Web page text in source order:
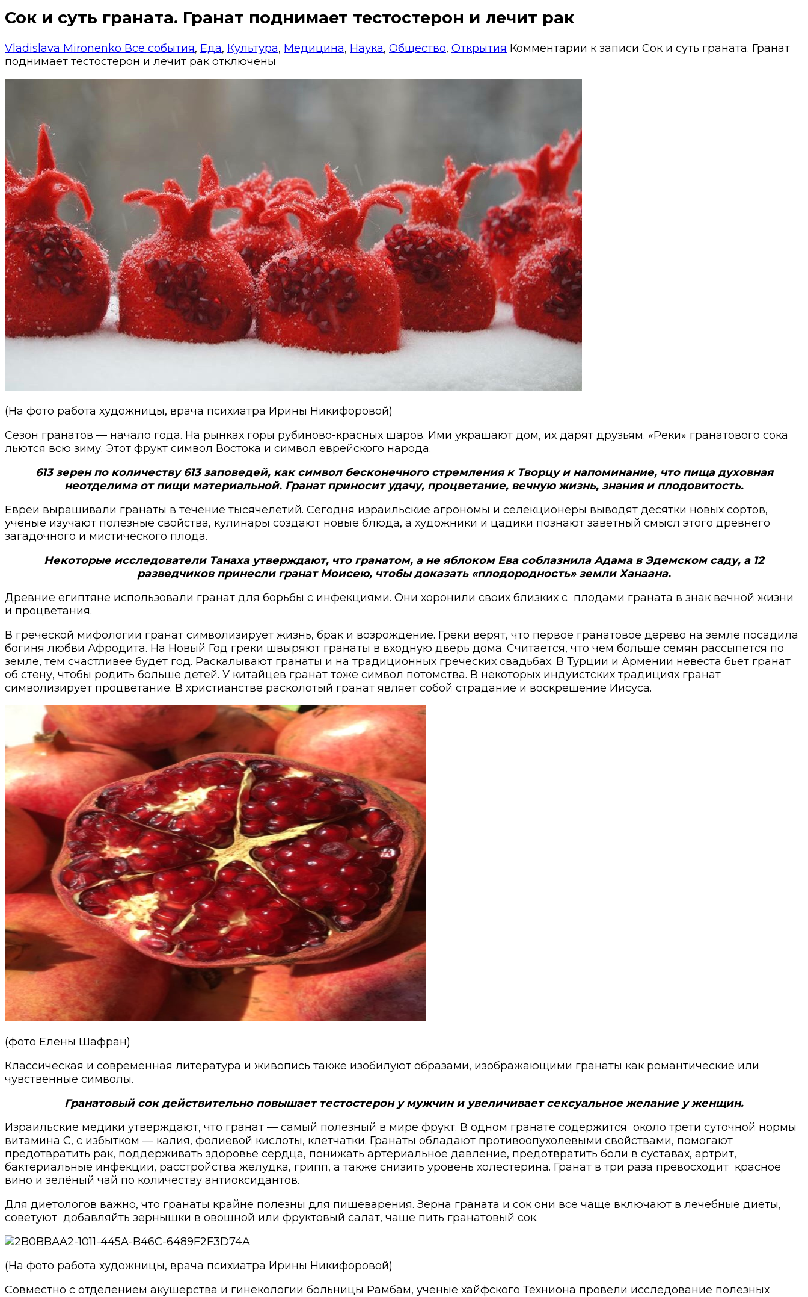
Сок и суть граната. Гранат поднимает тестостерон и лечит рак
Vladislava Mironenko Все события, Еда, Культура, Медицина, Наука, Общество, Открытия Комментарии к записи Сок и суть граната. Гранат
поднимает тестостерон и лечит рак отключены
(На фото работа художницы, врача психиатра Ирины Никифоровой)
Сезон гранатов — начало года. На рынках горы рубиново-красных шаров. Ими украшают дом, их дарят друзьям. «Реки» гранатового сока
льются всю зиму. Этот фрукт символ Востока и символ еврейского народа.
613 зерен по количеству 613 заповедей, как символ бесконечного стремления к Творцу и напоминание, что пища духовная
неотделима от пищи материальной. Гранат приносит удачу, процветание, вечную жизнь, знания и плодовитость.
Евреи выращивали гранаты в течение тысячелетий. Сегодня израильские агрономы и селекционеры выводят десятки новых сортов,
ученые изучают полезные свойства, кулинары создают новые блюда, а художники и цадики познают заветный смысл этого древнего
загадочного и мистического плода.
Некоторые исследователи Танаха утверждают, что гранатом, а не яблоком Ева соблазнила Адама в Эдемском саду, а 12
разведчиков принесли гранат Моисею, чтобы доказать «плодородность» земли Ханаана.
Древние египтяне использовали гранат для борьбы с инфекциями. Они хоронили своих близких с плодами граната в знак вечной жизни
и процветания.
В греческой мифологии гранат символизирует жизнь, брак и возрождение. Греки верят, что первое гранатовое дерево на земле посадила
богиня любви Афродита. На Новый Год греки швыряют гранаты в входную дверь дома. Считается, что чем больше семян рассыпется по
земле, тем счастливее будет год. Раскалывают гранаты и на традиционных греческих свадьбах. В Турции и Армении невеста бьет гранат
об стену, чтобы родить больше детей. У китайцев гранат тоже символ потомства. В некоторых индуистских традициях гранат
символизирует процветание. В христианстве расколотый гранат являет собой страдание и воскрешение Иисуса.
(фото Елены Шафран)
Классическая и современная литература и живопись также изобилуют образами, изображающими гранаты как романтические или
чувственные символы.
Гранатовый сок действительно повышает тестостерон у мужчин и увеличивает сексуальное желание у женщин.
Израильские медики утверждают, что гранат — самый полезный в мире фрукт. В одном гранате содержится около трети суточной нормы
витамина С, с избытком — калия, фолиевой кислоты, клетчатки. Гранаты обладают противоопухолевыми свойствами, помогают
предотвратить рак, поддерживать здоровье сердца, понижать артериальное давление, предотвратить боли в суставах, артрит,
бактериальные инфекции, расстройства желудка, грипп, а также снизить уровень холестерина. Гранат в три раза превосходит красное
вино и зелёный чай по количеству антиоксидантов.
Для диетологов важно, что гранаты крайне полезны для пищеварения. Зерна граната и сок они все чаще включают в лечебные диеты,
советуют добавляйть зернышки в овощной или фруктовый салат, чаще пить гранатовый сок.
(На фото работа художницы, врача психиатра Ирины Никифоровой)
Совместно с отделением акушерства и гинекологии больницы Рамбам, ученые хайфского Техниона провели исследование полезных